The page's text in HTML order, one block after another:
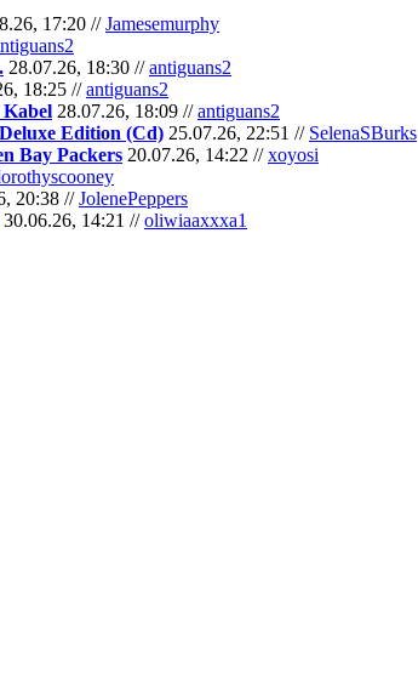
17:20 //Jamesemurphy
28.07.26, 18:30 //antiguans2
18:25 //antiguans2
28.07.26, 18:09 //antiguans2
Edition (Cd) 25.07.26, 22:51 // SelenaSBurks
Bay Packers 20.07.26, 14:22 //xoyosi
20:38 //JolenePeppers
30.06.26, 14:21 //oliwiaaxxxa1